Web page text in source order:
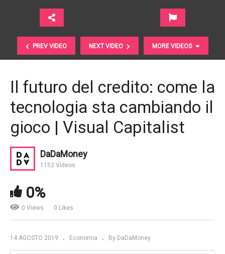
PREV VIDEO NEXT VIDEO MORE VIDEOS
Tassi di riferimento EONIA e Euribor. Come stanno
Il futuro del credito: come la
tecnologia sta cambiando il
gioco | Visual Capitalist
DaDaMoney
1152 Videos
0%
0 Views 0 Likes
14 AGOSTO 2019 Economia By DaDaMoney